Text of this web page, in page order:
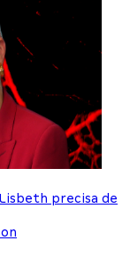
precisa de